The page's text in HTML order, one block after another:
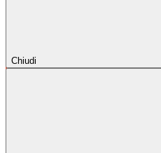
Chiudi